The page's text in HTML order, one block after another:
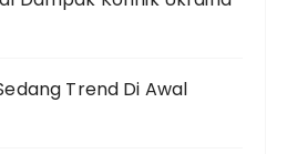
Trend Di Awal